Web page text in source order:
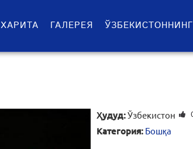
ХАРИТА ГАЛЕРЕЯ
Ҳудуд:Ўзбекистон
Категория: Бошқа